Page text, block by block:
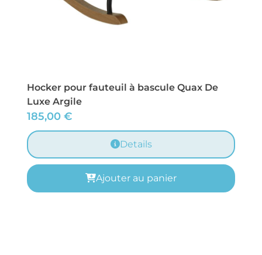
Hocker pour fauteuil à bascule Quax De
Luxe Argile
185,00 €
Details
Ajouter au panier